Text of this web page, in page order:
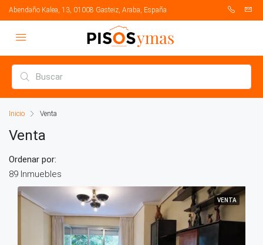
Abendaño Kalea, 13, 01008 Gasteiz, Araba, España
Inicio Venta
Venta
89 Inmuebles
Ordenar por:
VENTA